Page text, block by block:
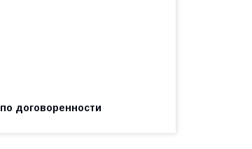
по договоренности